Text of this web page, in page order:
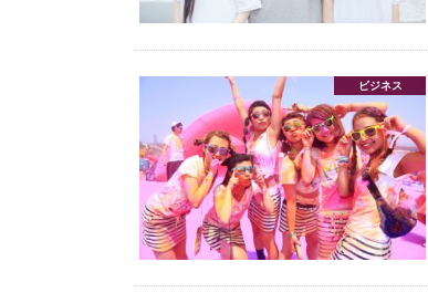
ビジネス